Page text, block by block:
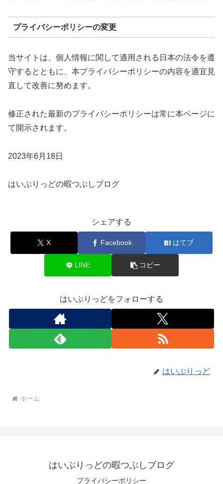
プライバシーポリシーの変更
当サイトは、個人情報に関して適用される日本の法令を遵
守するとともに、本プライバシーポリシーの内容を適宜見
直して改善に努めます。
修正された最新のプライバシーポリシーは常に本ページに
て開示されます。
2023年6月18日
はいぶりっどの暇つぶしブログ
シェアする
X Facebook はてブ
LINE コピー
はいぶりっどをフォローする
はいぶりっど
ホーム
はいぶりっどの暇つぶしブログ
プライバシーポリシー